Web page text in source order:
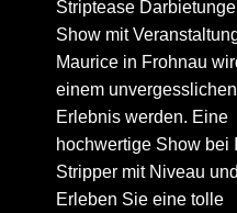
Striptease
Show mit
Maurice in Frohnau
einem unvergesslichen
Erlebnis werden. Eine
hochwertige Show bei
Stripper mit Niveau
Erleben Sie eine tolle